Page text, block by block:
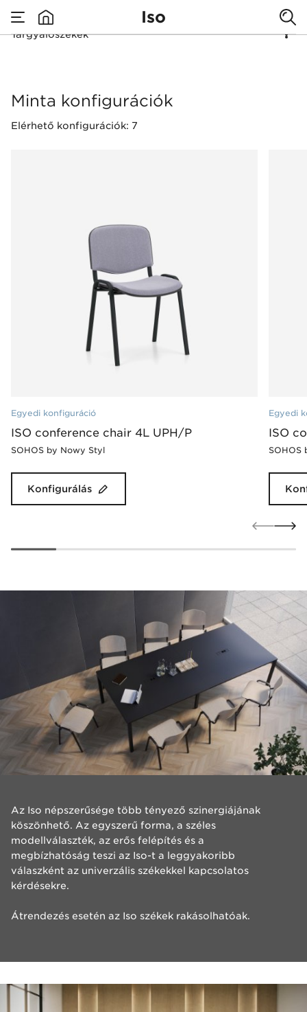
Iso
Tárgyalószékek
Tárgyalószékek
Minta konfigurációk
Elérhető konfigurációk: 7
Egyedi konfiguráció
ISO conference chair 4L UPH/P
SOHOS by Nowy Styl
Konfigurálás
Egyedi
ISO
SOHOS
Az Iso népszerűsége több tényező szinergiájának
köszönhető. Az egyszerű forma, a széles
modellválaszték, az erős felépítés és a
megbízhatóság teszi az Iso-t a leggyakoribb
válaszként az univerzális székekkel kapcsolatos
kérdésekre.
Átrendezés esetén az Iso székek rakásolhatóak.